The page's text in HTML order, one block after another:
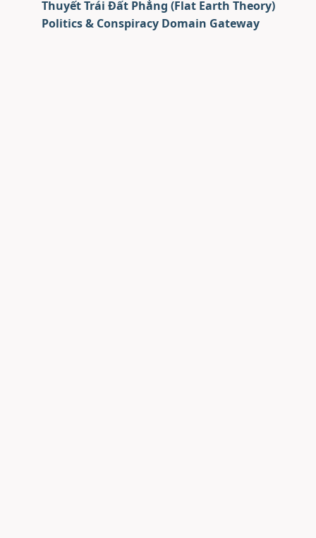
Thuyết Trái Đất Phẳng (Flat Earth Theory)
Politics & Conspiracy Domain Gateway